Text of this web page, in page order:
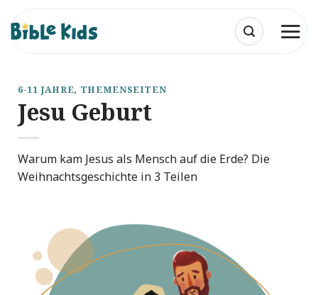
Inhalt
springen
6-11 JAHRE, THEMENSEITEN
Jesu Geburt
Warum kam Jesus als Mensch auf die Erde? Die
Weihnachtsgeschichte in 3 Teilen